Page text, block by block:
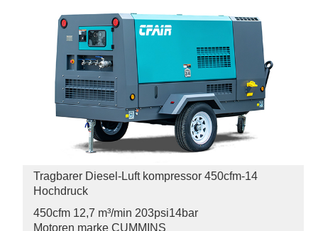
Tragbarer Diesel-Luft kompressor 450cfm-14
Hochdruck
450cfm 12,7 m³/min 203psi14bar
Motoren marke CUMMINS